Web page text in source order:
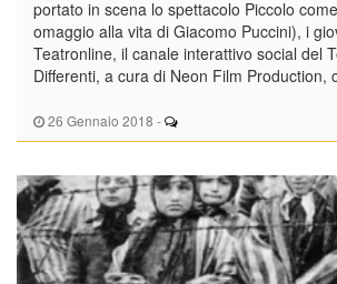
26 Gennaio 2018 -
portato in scena lo spettacolo Piccolo
omaggio alla vita di Giacomo Puccini), i
Teatronline, il canale interattivo social del
Differenti, a cura di Neon Film Production,